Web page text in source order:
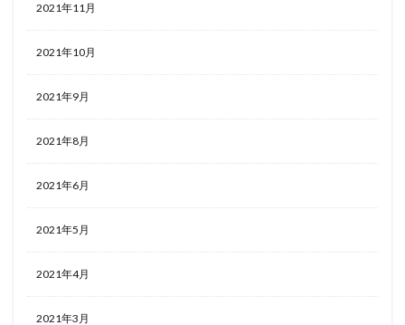
2021年11月
2021年10月
2021年9月
2021年8月
2021年6月
2021年5月
2021年4月
2021年3月